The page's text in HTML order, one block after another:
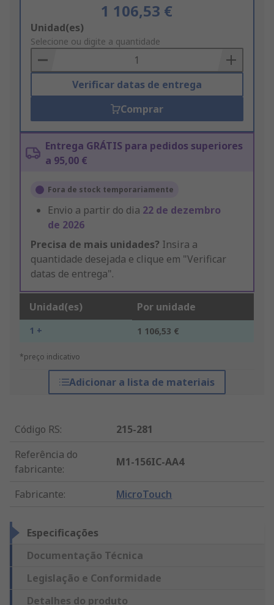
1 106,53 €
Add
to
Basket
Unidad(es)
Selecione ou digite a quantidade
Verificar datas de entrega
Comprar
Entrega GRÁTIS para pedidos superiores
a 95,00 €
Fora de stock temporariamente
Envio a partir do dia 22 de dezembro
de 2026
Precisa de mais unidades? Insira a
quantidade desejada e clique em "Verificar
datas de entrega".
Unidad(es) Por unidade
1 + 1 106,53 €
*preço indicativo
Adicionar a lista de materiais
Código RS:
215-281
Referência do
fabricante:
M1-156IC-AA4
Fabricante: MicroTouch
Especificações
Documentação Técnica
Legislação e Conformidade
Detalhes do produto